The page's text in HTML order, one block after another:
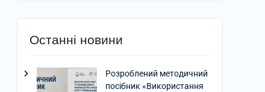
Останні новини
Розроблений методичний
посібник «Використання